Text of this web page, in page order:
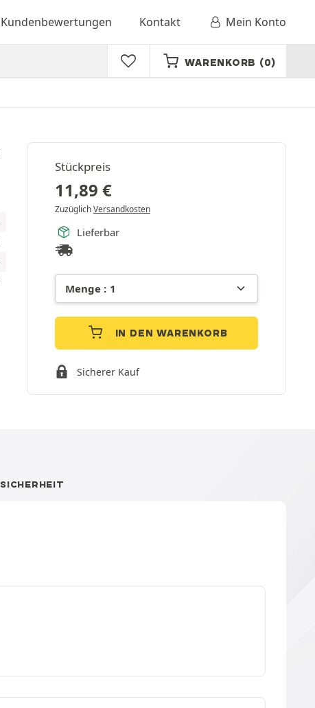
Kundenbewertungen Kontakt Mein Konto
WARENKORB (0)
Stückpreis
11,89 €
ZuzüglichVersandkosten
Lieferbar
IN DEN WARENKORB
Sicherer Kauf
SICHERHEIT